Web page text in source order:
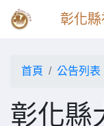
彰化
首頁 公告列表
彰化縣